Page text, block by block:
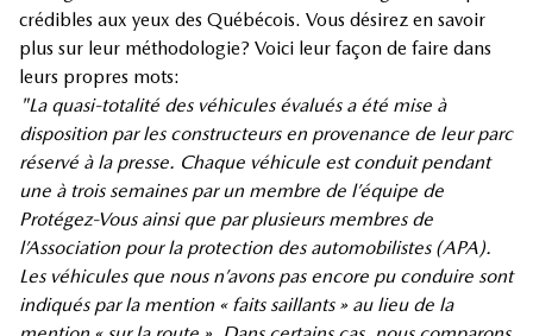
crédibles aux yeux des Québécois. Vous désirez en savoir
plus sur leur méthodologie? Voici leur façon de faire dans
leurs propres mots:
"La quasi-totalité des véhicules évalués a été mise à
disposition par les constructeurs en provenance de leur parc
réservé à la presse. Chaque véhicule est conduit pendant
une à trois semaines par un membre de l’équipe de
Protégez-Vous ainsi que par plusieurs membres de
l’Association pour la protection des automobilistes (APA).
Les véhicules que nous n’avons pas encore pu conduire sont
indiqués par la mention « faits saillants » au lieu de la